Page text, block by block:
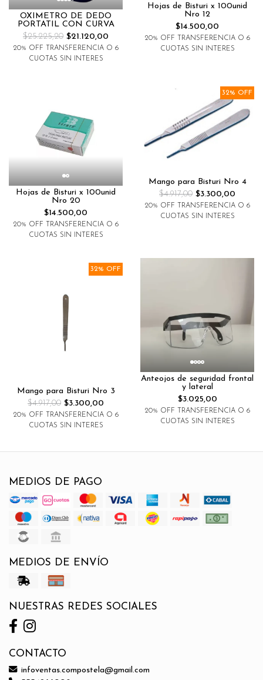
OXIMETRO DE DEDO
PORTATIL CON CURVA
$25.225,20 $21.120,00
20% OFF TRANSFERENCIA O 6
CUOTAS SIN INTERES
Hojas de Bisturi x 100unid
Nro 12
$14.500,00
20% OFF TRANSFERENCIA O 6
CUOTAS SIN INTERES
Hojas de Bisturi x 100unid
Nro 20
$14.500,00
20% OFF TRANSFERENCIA O 6
CUOTAS SIN INTERES
32% OFF
Mango para Bisturi Nro 4
$4.917,00 $3.300,00
20% OFF TRANSFERENCIA O 6
CUOTAS SIN INTERES
32% OFF
Mango para Bisturi Nro 3
$4.917,00 $3.300,00
20% OFF TRANSFERENCIA O 6
CUOTAS SIN INTERES
Anteojos de seguridad frontal
y lateral
$3.025,00
20% OFF TRANSFERENCIA O 6
CUOTAS SIN INTERES
MEDIOS DE PAGO
MEDIOS DE ENVÍO
NUESTRAS REDES SOCIALES
CONTACTO
infoventas.compostela@gmail.com